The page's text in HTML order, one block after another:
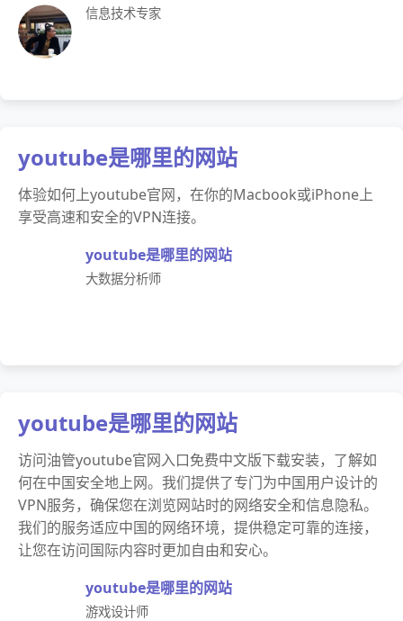
信息技术专家
youtube是哪里的网站
体验如何上youtube官网，在你的Macbook或iPhone上
享受高速和安全的VPN连接。
youtube是哪里的网站
大数据分析师
youtube是哪里的网站
访问油管youtube官网入口免费中文版下载安装，了解如
何在中国安全地上网。我们提供了专门为中国用户设计的
VPN服务，确保您在浏览网站时的网络安全和信息隐私。
我们的服务适应中国的网络环境，提供稳定可靠的连接，
让您在访问国际内容时更加自由和安心。
youtube是哪里的网站
游戏设计师